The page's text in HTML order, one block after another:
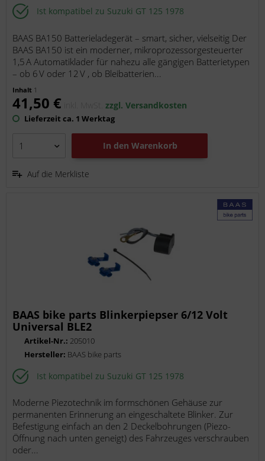
Ist kompatibel zu Suzuki GT 125 1978
BAAS BA150 Batterieladegerät – smart, sicher, vielseitig Der
BAAS BA150 ist ein moderner, mikroprozessorgesteuerter
1,5 A Automatiklader für nahezu alle gängigen Batterietypen
– ob 6 V oder 12 V , ob Bleibatterien...
Inhalt 1
41,50 € inkl. MwSt.zzgl. Versandkosten
Lieferzeit ca. 1 Werktag
In den Warenkorb
Auf die Merkliste
BAAS bike parts Blinkerpiepser 6/12 Volt
Universal BLE2
Artikel-Nr.: 205010
Hersteller: BAAS bike parts
Ist kompatibel zu Suzuki GT 125 1978
Moderne Piezotechnik im formschönen Gehäuse zur
permanenten Erinnerung an eingeschaltete Blinker. Zur
Befestigung einfach an den 2 Deckelbohrungen (Piezo-
Öffnung nach unten geneigt) des Fahrzeuges verschrauben
oder...